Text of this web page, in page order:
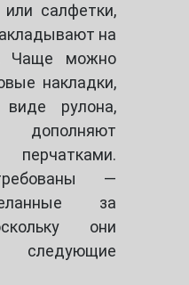
или салфетки,
на
Чаще можно
накладки,
рулона,
—
за
они